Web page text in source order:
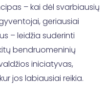
– kai dėl svarbiausių
geriausiai
– leidžia suderinti
bendruomeninių
iniciatyvas,
jos labiausiai reikia.